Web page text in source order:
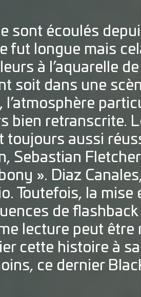
sont écoulés
fut longue mais
à l’aquarelle
soit dans une
l’atmosphère
bien retranscrite.
toujours aussi
Sebastian
». Diaz
Toutefois, la
de
lecture peut être
cette histoire à
ce dernier